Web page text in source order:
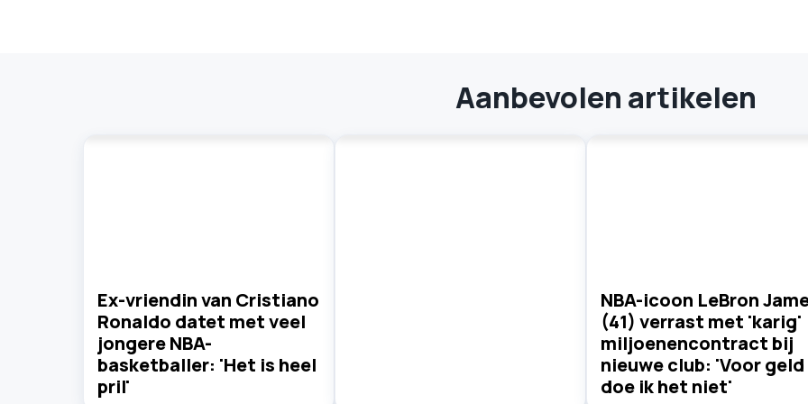
Aanbevolen artikelen
Ex-vriendin van Cristiano
Ronaldo datet met veel
jongere NBA-
basketballer: 'Het is heel
pril'
NBA-icoon LeBron
(41) verrast met 'karig'
miljoenencontract bij
nieuwe club: 'Voor geld
doe ik het niet'